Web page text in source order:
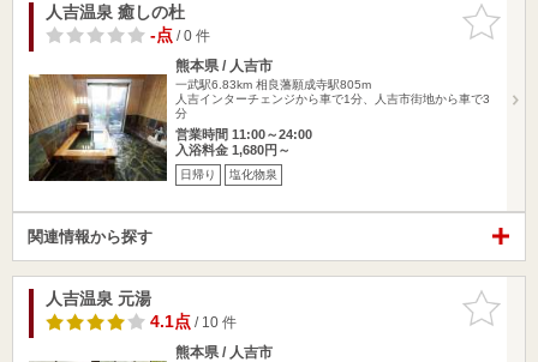
お気に入
りに追加
人吉温泉 癒しの杜
-点/ 0 件
熊本県 / 人吉市
一武駅6.83km 相良藩願成寺駅805m
人吉インターチェンジから車で1分、人吉市街地から車で3
分
営業時間 11:00～24:00
入浴料金 1,680円～
日帰り 塩化物泉
関連情報から探す
お気に入
りに追加
人吉温泉 元湯
4.1点/ 10 件
熊本県 / 人吉市